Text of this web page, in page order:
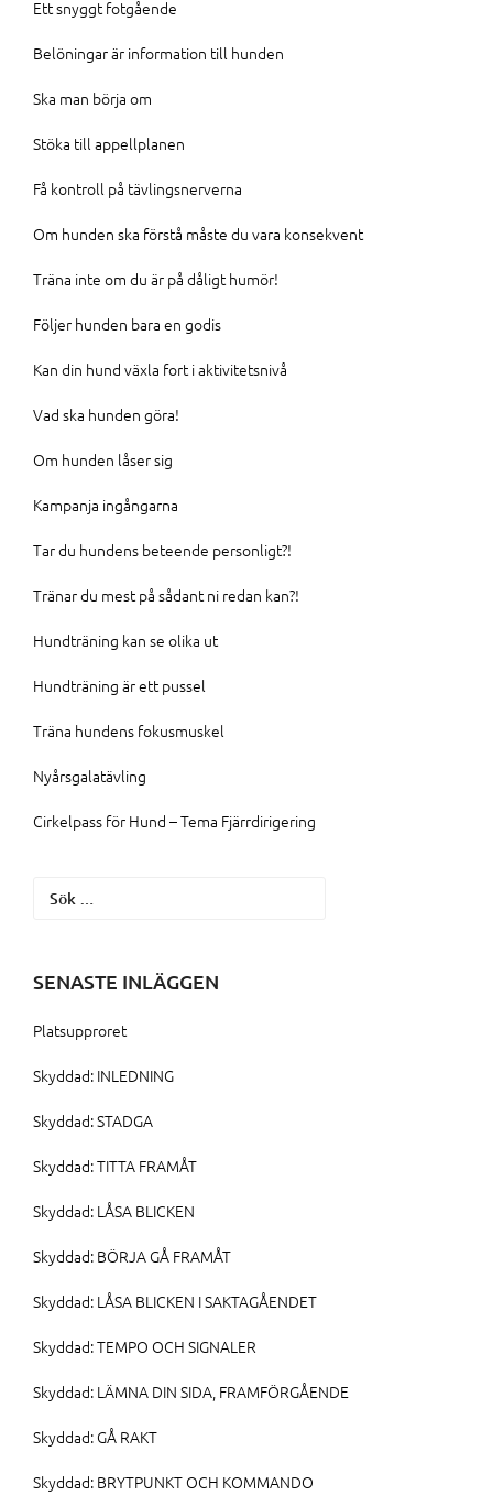
Ett snyggt fotgående
Belöningar är information till hunden
Ska man börja om
Stöka till appellplanen
Få kontroll på tävlingsnerverna
Om hunden ska förstå måste du vara konsekvent
Träna inte om du är på dåligt humör!
Följer hunden bara en godis
Kan din hund växla fort i aktivitetsnivå
Vad ska hunden göra!
Om hunden låser sig
Kampanja ingångarna
Tar du hundens beteende personligt?!
Tränar du mest på sådant ni redan kan?!
Hundträning kan se olika ut
Hundträning är ett pussel
Träna hundens fokusmuskel
Nyårsgalatävling
Cirkelpass för Hund – Tema Fjärrdirigering
Sök
SENASTE INLÄGGEN
Platsupproret
Skyddad: INLEDNING
Skyddad: STADGA
Skyddad: TITTA FRAMÅT
Skyddad: LÅSA BLICKEN
Skyddad: BÖRJA GÅ FRAMÅT
Skyddad: LÅSA BLICKEN I SAKTAGÅENDET
Skyddad: TEMPO OCH SIGNALER
Skyddad: LÄMNA DIN SIDA, FRAMFÖRGÅENDE
Skyddad: GÅ RAKT
Skyddad: BRYTPUNKT OCH KOMMANDO